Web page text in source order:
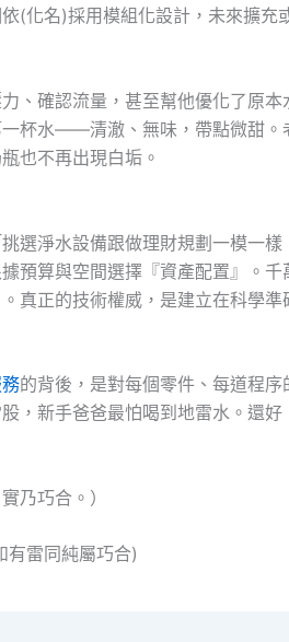
(化名)採用模組化設計，未來擴充
、確認流量，甚至幫他優化了原本
杯水——清澈、無味，帶點微甜。
也不再出現白垢。
選淨水設備跟做理財規劃一模一樣
預算與空間選擇『資產配置』。千
真正的技術權威，是建立在科學準
的背後，是對每個零件、每道程序
，新手爸爸最怕喝到地雷水。還好
乃巧合。）
有雷同純屬巧合)